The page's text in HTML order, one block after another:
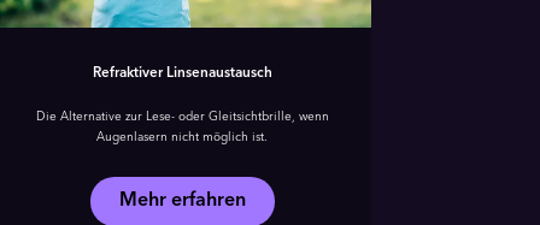
Refraktiver Linsenaustausch
Die Alternative zur Lese- oder Gleitsichtbrille, wenn
Augenlasern nicht möglich ist.
Mehr erfahren